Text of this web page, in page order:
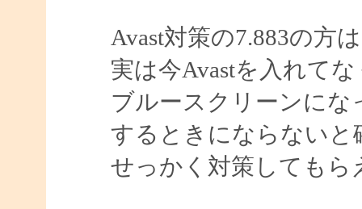
Avast対策の7.883の方
実は今Avastを入れて
ブルースクリーンにな
するときにならない
せっかく対策しても